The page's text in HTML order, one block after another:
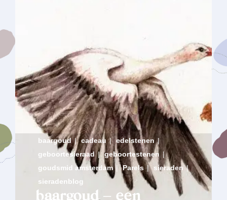
baargoud | cadeau | edelstenen |
geboortesieraad | geboortestenen |
goudsmid amsterdam | Parels | sieraden |
sieradenblog